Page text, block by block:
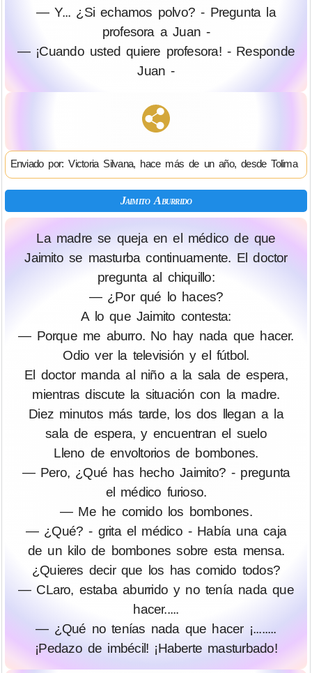
— Y... ¿Si echamos polvo? - Pregunta la
profesora a Juan -
— ¡Cuando usted quiere profesora! - Responde
Juan -
Enviado por: Victoria Silvana, hace más de un año, desde Tolima
Jaimito Aburrido
La madre se queja en el médico de que
Jaimito se masturba continuamente. El doctor
pregunta al chiquillo:
— ¿Por qué lo haces?
A lo que Jaimito contesta:
— Porque me aburro. No hay nada que hacer.
Odio ver la televisión y el fútbol.
El doctor manda al niño a la sala de espera,
mientras discute la situación con la madre.
Diez minutos más tarde, los dos llegan a la
sala de espera, y encuentran el suelo
Lleno de envoltorios de bombones.
— Pero, ¿Qué has hecho Jaimito? - pregunta
el médico furioso.
— Me he comido los bombones.
— ¿Qué? - grita el médico - Había una caja
de un kilo de bombones sobre esta mensa.
¿Quieres decir que los has comido todos?
— CLaro, estaba aburrido y no tenía nada que
hacer.....
— ¿Qué no tenías nada que hacer ¡........
¡Pedazo de imbécil! ¡Haberte masturbado!